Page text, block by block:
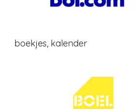
boekjes, kalender